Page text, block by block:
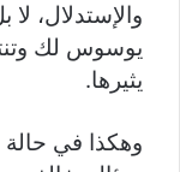
والإستدلال،
يوسوس لك
يثيرها.
وهكذا في